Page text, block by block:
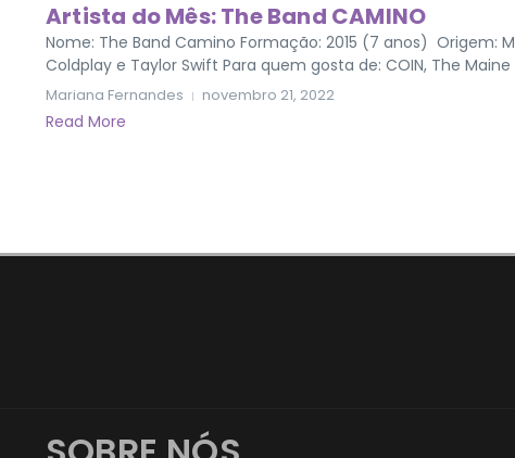
Artista do Mês: The Band CAMINO
Nome: The Band Camino Formação: 2015 (7 anos) Origem:
Coldplay e Taylor Swift Para quem gosta de: COIN, The Maine
Mariana Fernandes novembro 21, 2022
Read More